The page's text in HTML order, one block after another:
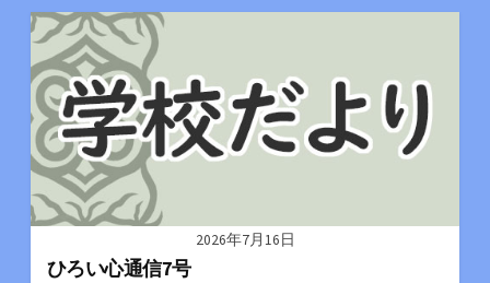
ゴ
リ
ー
2026年7月16日
ひろい心通信7号